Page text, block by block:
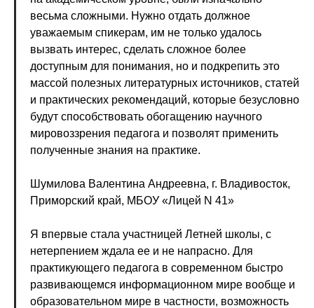
весьма сложными. Нужно отдать должное
уважаемым спикерам, им не только удалось
вызвать интерес, сделать сложное более
доступным для понимания, но и подкрепить это
массой полезных литературных источников, статей
и практических рекомендаций, которые безусловно
будут способствовать обогащению научного
мировоззрения педагога и позволят применить
полученные знания на практике.
Шумилова Валентина Андреевна, г. Владивосток,
Приморский край, МБОУ «Лицей N 41»
Я впервые стала участницей Летней школы, с
нетерпением ждала ее и не напрасно. Для
практикующего педагога в современном быстро
развивающемся информационном мире вообще и
образовательном мире в частности, возможность